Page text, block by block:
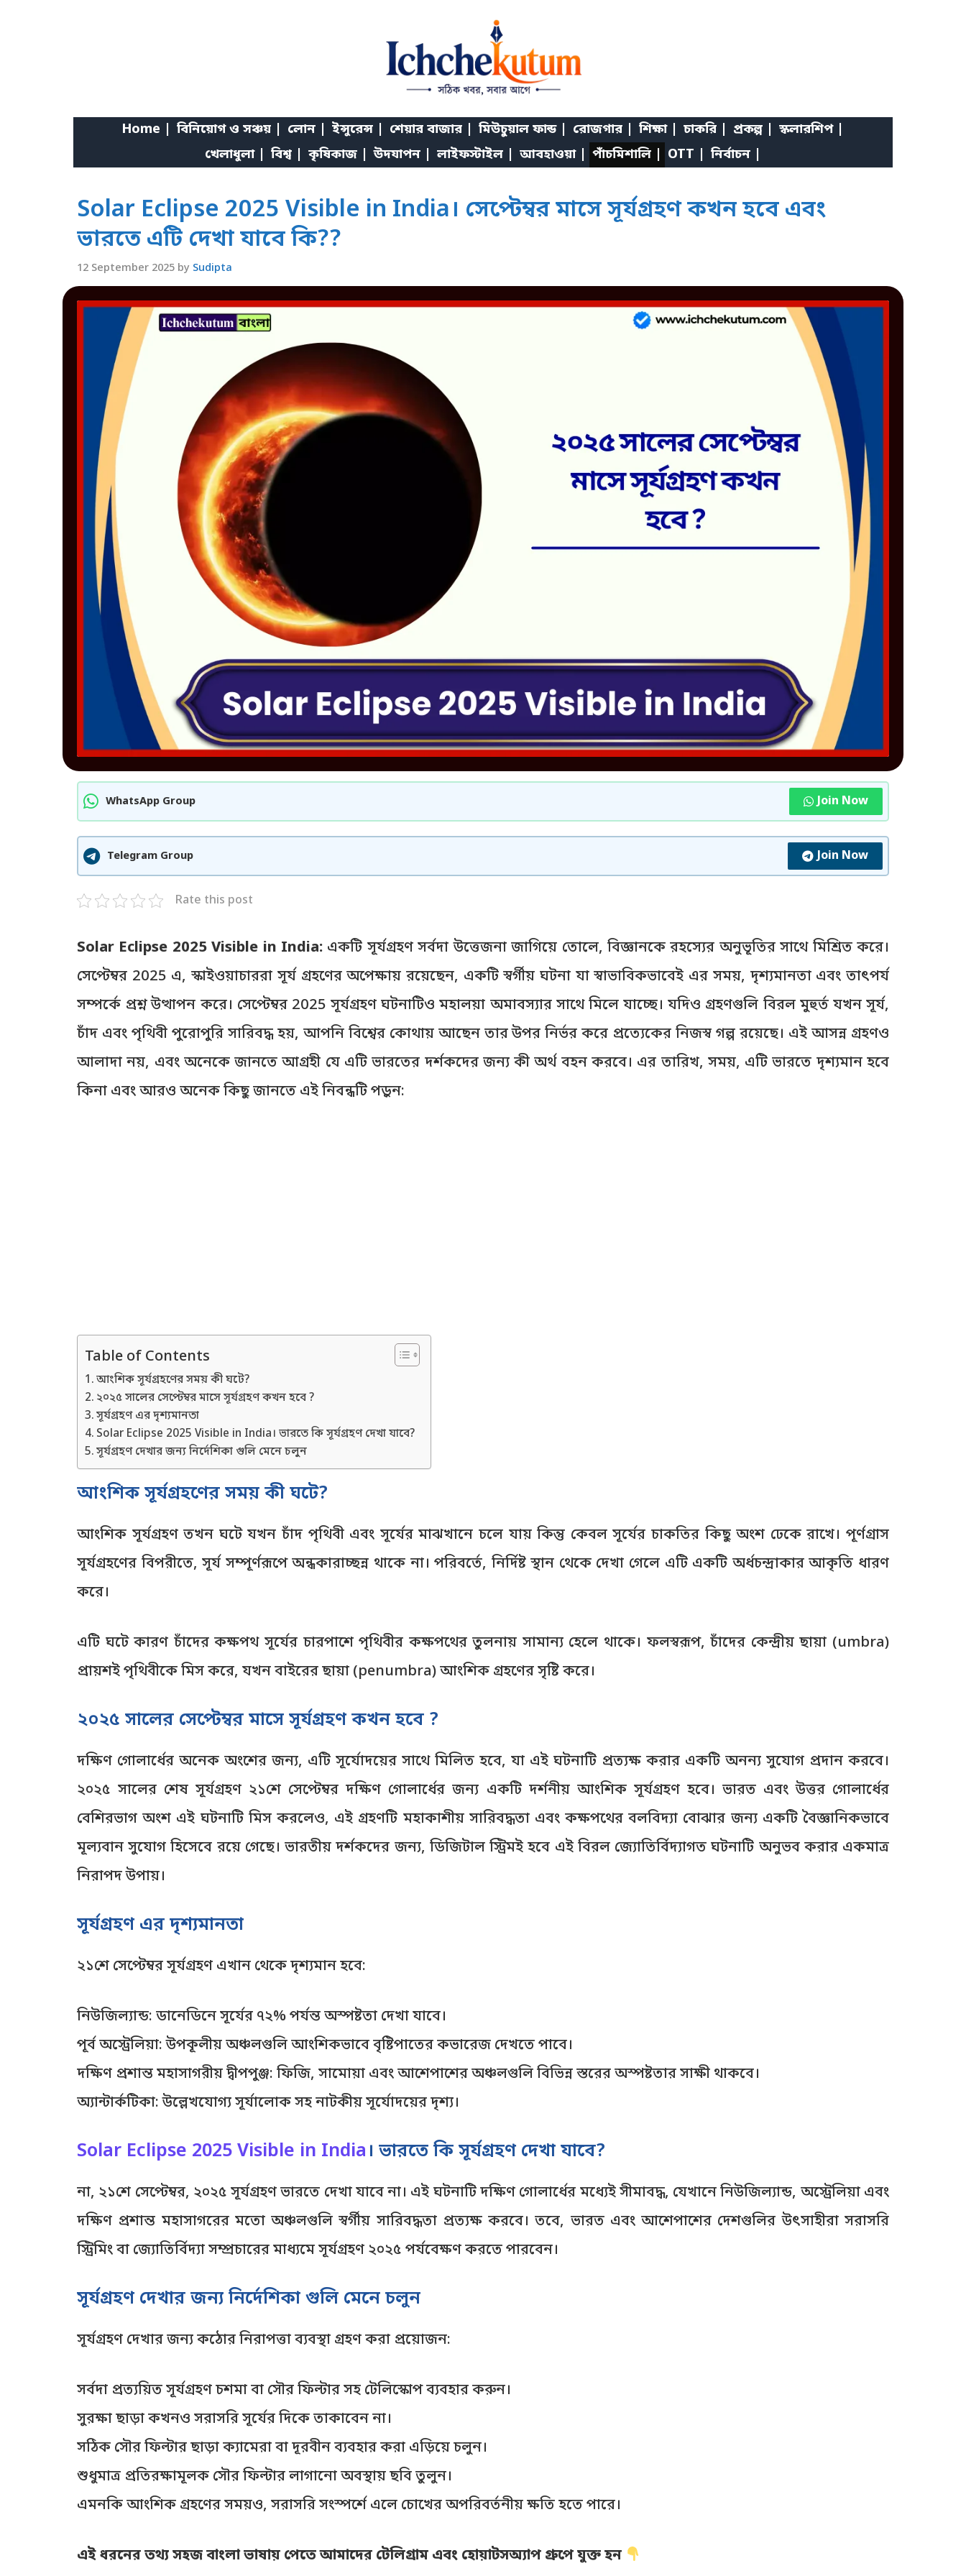
Home | বিনিয়োগ ও সঞ্চয় | লোন | ইন্সুরেন্স | শেয়ার বাজার | মিউচুয়াল ফান্ড | রোজগার | শিক্ষা | চাকরি | প্রকল্প |
স্কলারশিপ |
খেলাধুলা |
বিশ্ব | কৃষিকাজ | উদযাপন | লাইফস্টাইল | আবহাওয়া | পাঁচমিশালি | OTT | নির্বাচন |
Solar Eclipse 2025 Visible in India। সেপ্টেম্বর মাসে সূর্যগ্রহণ কখন হবে এবং
ভারতে এটি দেখা যাবে কি??
12 September 2025 by Sudipta
WhatsApp Group Join Now
Telegram Group Join Now
Rate this post
Solar Eclipse 2025 Visible in India: একটি সূর্যগ্রহণ সর্বদা উত্তেজনা জাগিয়ে তোলে, বিজ্ঞানকে রহস্যের অনুভূতির সাথে মিশ্রিত করে।
সেপ্টেম্বর 2025 এ, স্কাইওয়াচাররা সূর্য গ্রহণের অপেক্ষায় রয়েছেন, একটি স্বর্গীয় ঘটনা যা স্বাভাবিকভাবেই এর সময়, দৃশ্যমানতা এবং তাৎপর্য
সম্পর্কে প্রশ্ন উত্থাপন করে। সেপ্টেম্বর 2025 সূর্যগ্রহণ ঘটনাটিও মহালয়া অমাবস্যার সাথে মিলে যাচ্ছে। যদিও গ্রহণগুলি বিরল মুহুর্ত যখন সূর্য,
চাঁদ এবং পৃথিবী পুরোপুরি সারিবদ্ধ হয়, আপনি বিশ্বের কোথায় আছেন তার উপর নির্ভর করে প্রত্যেকের নিজস্ব গল্প রয়েছে। এই আসন্ন গ্রহণও
আলাদা নয়, এবং অনেকে জানতে আগ্রহী যে এটি ভারতের দর্শকদের জন্য কী অর্থ বহন করবে। এর তারিখ, সময়, এটি ভারতে দৃশ্যমান হবে
কিনা এবং আরও অনেক কিছু জানতে এই নিবন্ধটি পড়ুন:
Table of Contents
আংশিক সূর্যগ্রহণের সময় কী ঘটে?
২০২৫ সালের সেপ্টেম্বর মাসে সূর্যগ্রহণ কখন হবে ?
সূর্যগ্রহণ এর দৃশ্যমানতা
Solar Eclipse 2025 Visible in India। ভারতে কি সূর্যগ্রহণ দেখা যাবে?
সূর্যগ্রহণ দেখার জন্য নির্দেশিকা গুলি মেনে চলুন
আংশিক সূর্যগ্রহণের সময় কী ঘটে?
আংশিক সূর্যগ্রহণ তখন ঘটে যখন চাঁদ পৃথিবী এবং সূর্যের মাঝখানে চলে যায় কিন্তু কেবল সূর্যের চাকতির কিছু অংশ ঢেকে রাখে। পূর্ণগ্রাস
সূর্যগ্রহণের বিপরীতে, সূর্য সম্পূর্ণরূপে অন্ধকারাচ্ছন্ন থাকে না। পরিবর্তে, নির্দিষ্ট স্থান থেকে দেখা গেলে এটি একটি অর্ধচন্দ্রাকার আকৃতি ধারণ
করে।
এটি ঘটে কারণ চাঁদের কক্ষপথ সূর্যের চারপাশে পৃথিবীর কক্ষপথের তুলনায় সামান্য হেলে থাকে। ফলস্বরূপ, চাঁদের কেন্দ্রীয় ছায়া (umbra)
প্রায়শই পৃথিবীকে মিস করে, যখন বাইরের ছায়া (penumbra) আংশিক গ্রহণের সৃষ্টি করে।
২০২৫ সালের সেপ্টেম্বর মাসে সূর্যগ্রহণ কখন হবে ?
দক্ষিণ গোলার্ধের অনেক অংশের জন্য, এটি সূর্যোদয়ের সাথে মিলিত হবে, যা এই ঘটনাটি প্রত্যক্ষ করার একটি অনন্য সুযোগ প্রদান করবে।
২০২৫ সালের শেষ সূর্যগ্রহণ ২১শে সেপ্টেম্বর দক্ষিণ গোলার্ধের জন্য একটি দর্শনীয় আংশিক সূর্যগ্রহণ হবে। ভারত এবং উত্তর গোলার্ধের
বেশিরভাগ অংশ এই ঘটনাটি মিস করলেও, এই গ্রহণটি মহাকাশীয় সারিবদ্ধতা এবং কক্ষপথের বলবিদ্যা বোঝার জন্য একটি বৈজ্ঞানিকভাবে
মূল্যবান সুযোগ হিসেবে রয়ে গেছে। ভারতীয় দর্শকদের জন্য, ডিজিটাল স্ট্রিমই হবে এই বিরল জ্যোতির্বিদ্যাগত ঘটনাটি অনুভব করার একমাত্র
নিরাপদ উপায়।
সূর্যগ্রহণ এর দৃশ্যমানতা
২১শে সেপ্টেম্বর সূর্যগ্রহণ এখান থেকে দৃশ্যমান হবে:
নিউজিল্যান্ড: ডানেডিনে সূর্যের ৭২% পর্যন্ত অস্পষ্টতা দেখা যাবে।
পূর্ব অস্ট্রেলিয়া: উপকূলীয় অঞ্চলগুলি আংশিকভাবে বৃষ্টিপাতের কভারেজ দেখতে পাবে।
দক্ষিণ প্রশান্ত মহাসাগরীয় দ্বীপপুঞ্জ: ফিজি, সামোয়া এবং আশেপাশের অঞ্চলগুলি বিভিন্ন স্তরের অস্পষ্টতার সাক্ষী থাকবে।
অ্যান্টার্কটিকা: উল্লেখযোগ্য সূর্যালোক সহ নাটকীয় সূর্যোদয়ের দৃশ্য।
Solar Eclipse 2025 Visible in India । ভারতে কি সূর্যগ্রহণ দেখা যাবে?
না, ২১শে সেপ্টেম্বর, ২০২৫ সূর্যগ্রহণ ভারতে দেখা যাবে না। এই ঘটনাটি দক্ষিণ গোলার্ধের মধ্যেই সীমাবদ্ধ, যেখানে নিউজিল্যান্ড, অস্ট্রেলিয়া এবং
দক্ষিণ প্রশান্ত মহাসাগরের মতো অঞ্চলগুলি স্বর্গীয় সারিবদ্ধতা প্রত্যক্ষ করবে। তবে, ভারত এবং আশেপাশের দেশগুলির উৎসাহীরা সরাসরি
স্ট্রিমিং বা জ্যোতির্বিদ্যা সম্প্রচারের মাধ্যমে সূর্যগ্রহণ ২০২৫ পর্যবেক্ষণ করতে পারবেন।
সূর্যগ্রহণ দেখার জন্য নির্দেশিকা গুলি মেনে চলুন
সূর্যগ্রহণ দেখার জন্য কঠোর নিরাপত্তা ব্যবস্থা গ্রহণ করা প্রয়োজন:
সর্বদা প্রত্যয়িত সূর্যগ্রহণ চশমা বা সৌর ফিল্টার সহ টেলিস্কোপ ব্যবহার করুন।
সুরক্ষা ছাড়া কখনও সরাসরি সূর্যের দিকে তাকাবেন না।
সঠিক সৌর ফিল্টার ছাড়া ক্যামেরা বা দূরবীন ব্যবহার করা এড়িয়ে চলুন।
শুধুমাত্র প্রতিরক্ষামূলক সৌর ফিল্টার লাগানো অবস্থায় ছবি তুলুন।
এমনকি আংশিক গ্রহণের সময়ও, সরাসরি সংস্পর্শে এলে চোখের অপরিবর্তনীয় ক্ষতি হতে পারে।
এই ধরনের তথ্য সহজ বাংলা ভাষায় পেতে আমাদের টেলিগ্রাম এবং হোয়াটসঅ্যাপ গ্রুপে যুক্ত হন